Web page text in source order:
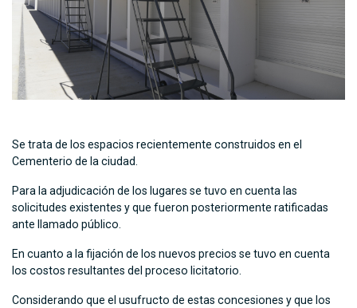
Se trata de los espacios recientemente construidos en el
Cementerio de la ciudad.
Para la adjudicación de los lugares se tuvo en cuenta las
solicitudes existentes y que fueron posteriormente ratificadas
ante llamado público.
En cuanto a la fijación de los nuevos precios se tuvo en cuenta
los costos resultantes del proceso licitatorio.
Considerando que el usufructo de estas concesiones y que los